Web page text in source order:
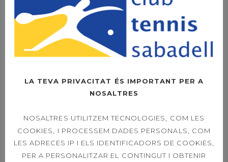
OF PLAY SINGLES &
DOUBLES 21ST
CAPVESPRE DE
TENNIS
ETIQUETES
LA TEVA PRIVACITAT ÉS IMPORTANT PER A
NOSALTRES
NOSALTRES UTILITZEM TECNOLOGIES, COM LES
COOKIES, I PROCESSEM DADES PERSONALS, COM
LES ADRECES IP I ELS IDENTIFICADORS DE COOKIES,
PER A PERSONALITZAR EL CONTINGUT I OBTENIR